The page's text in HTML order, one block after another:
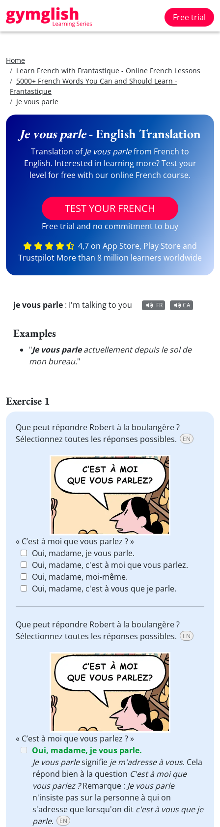
Free trial
Home
Learn French with Frantastique - Online French Lessons
5000+ French Words You Can and Should Learn -
Frantastique
Je vous parle
Je vous parle- English Translation
Translation ofJe vous parlefrom French to
English. Interested in learning more? Test your
level for free with our online French course.
TEST YOUR FRENCH
Free trial and no commitment to buy
4,7 on App Store, Play Store and
Trustpilot More than 8 million learners worldwide
je vous parle : I'm talking to you FR CA
Examples
"Je vous parleactuellement depuis le sol de
mon bureau."
Exercise 1
Que peut répondre Robert à la boulangère ?
Sélectionnez toutes les réponses possibles.
EN
« C’est à moi que vous parlez ? »
Oui, madame, je vous parle.
Oui, madame, c'est à moi que vous parlez.
Oui, madame, moi-même.
Oui, madame, c'est à vous que je parle.
Que peut répondre Robert à la boulangère ?
Sélectionnez toutes les réponses possibles.
EN
« C’est à moi que vous parlez ? »
Oui, madame, je vous parle.
Je vous parlesignifie je m'adresse à vous. Cela
répond bien à la question C'est à moi que
vous parlez ?Remarque : Je vous parle
n'insiste pas sur la personne à qui on
s'adresse que lorsqu'on dit c'est à vous que je
parle. EN